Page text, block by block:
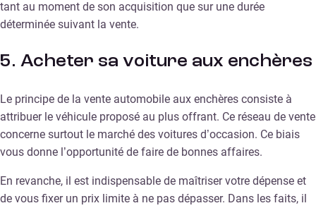
tant au moment de son acquisition que sur une durée
déterminée suivant la vente.
5. Acheter sa voiture aux enchères
Le principe de la vente automobile aux enchères consiste à
attribuer le véhicule proposé au plus offrant. Ce réseau de vente
concerne surtout le marché des voitures d’occasion. Ce biais
vous donne l’opportunité de faire de bonnes affaires.
En revanche, il est indispensable de maîtriser votre dépense et
de vous fixer un prix limite à ne pas dépasser. Dans les faits, il